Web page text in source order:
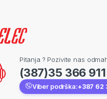
Pitanja ? Pozivite nas
(387)35 366 911
Viber podrška:+387 62